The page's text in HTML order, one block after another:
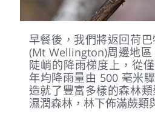
早餐後，我們將返回荷
(Mt Wellington)周邊地
陡峭的降雨梯度上，從
年均降雨量由 500 毫米
造就了豐富多樣的森林
濕潤森林，林下佈滿蕨類